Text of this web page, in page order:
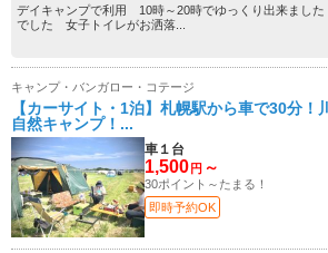
デイキャンプで利用 10時～20時でゆっくり出来まし
でした 女子トイレがお洒落...
キャンプ・バンガロー・コテージ
【カーサイト・1泊】札幌駅から車で30分！
自然キャンプ！...
車１台
1,500 円 ～
30ポイント～たまる！
即時予約OK